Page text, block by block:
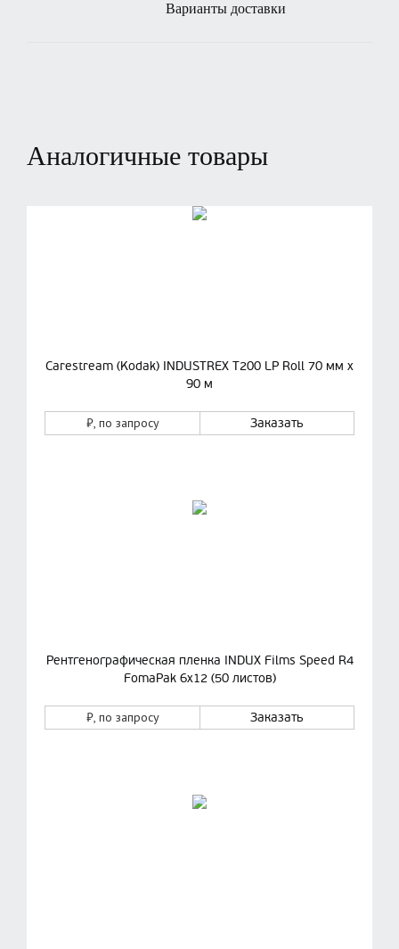
Варианты доставки
Аналогичные товары
Carestream (Kodak) INDUSTREX T200 LP Roll 70 мм х
90 м
₽, по запросу Заказать
Рентгенографическая пленка INDUX Films Speed R4
FomaPak 6х12 (50 листов)
₽, по запросу Заказать